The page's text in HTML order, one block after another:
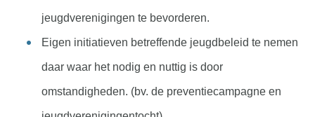
jeugdverenigingen te bevorderen.
Eigen initiatieven betreffende jeugdbeleid te nemen
daar waar het nodig en nuttig is door
omstandigheden. (bv. de preventiecampagne en